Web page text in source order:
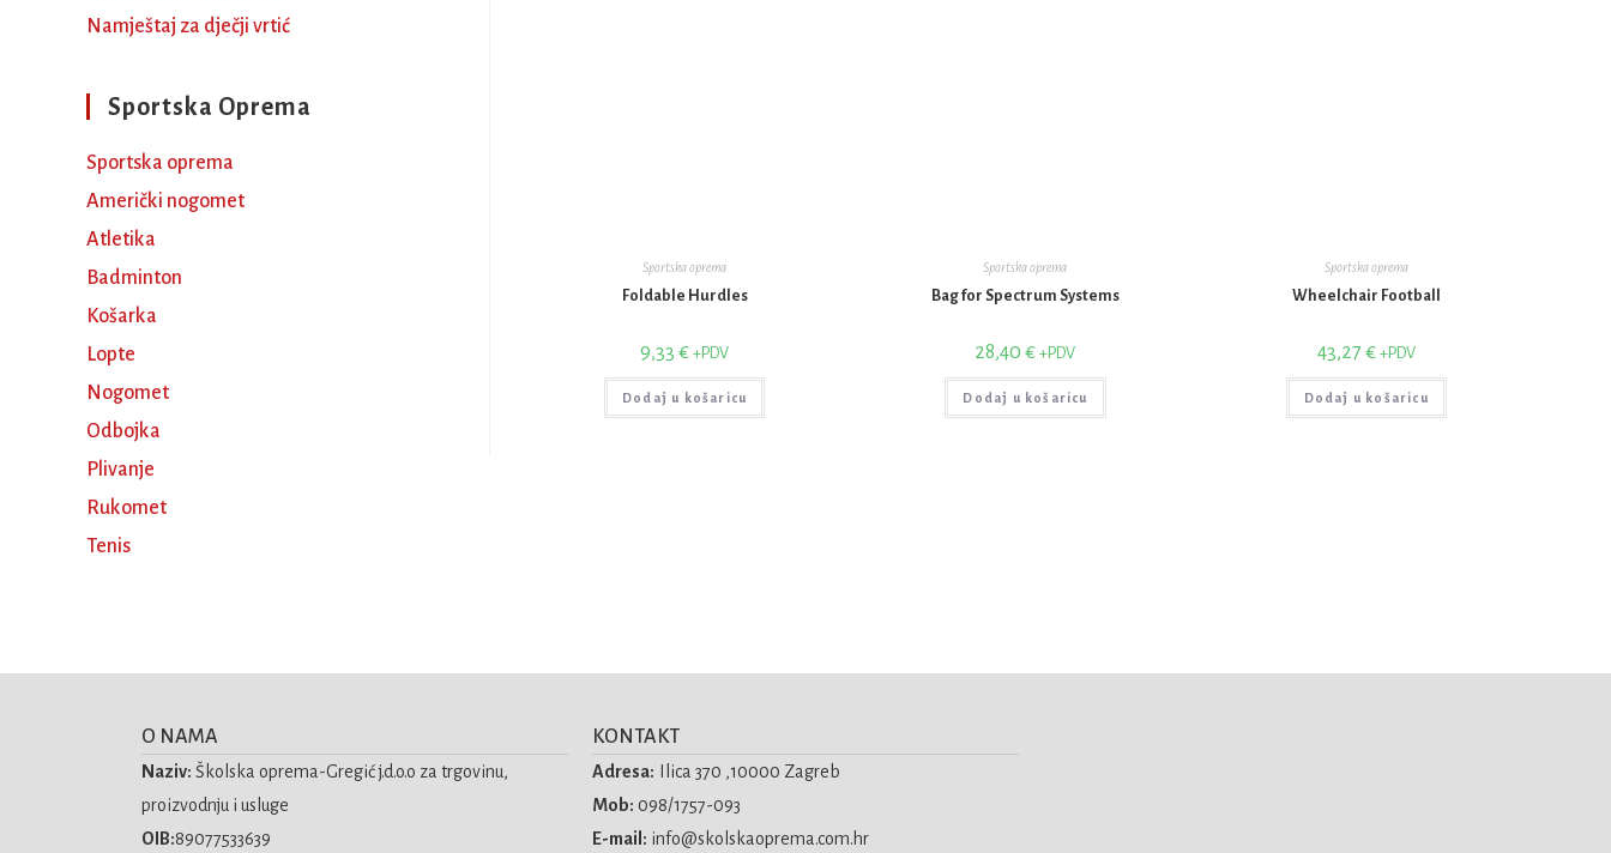
Sportska oprema
Foldable Hurdles
9,33€ +PDV
Dodaj u košaricu
Sportska oprema
Bag for Spectrum Systems
28,40€ +PDV
Dodaj u košaricu
Sportska oprema
Wheelchair Football
43,27 € +PDV
Dodaj u košaricu
Namještaj za dječji vrtić
Sportska Oprema
Sportska oprema
Američki nogomet
Atletika
Badminton
Košarka
Lopte
Nogomet
Odbojka
Plivanje
Rukomet
Tenis
O NAMA
Naziv: Školska oprema-Gregić j.d.o.o za trgovinu,
proizvodnju i usluge
OIB:89077533639
KONTAKT
Adresa:
Ilica 370 ,10000 Zagreb
Mob: 098/1757-093
E-mail: info@skolskaoprema.com.hr